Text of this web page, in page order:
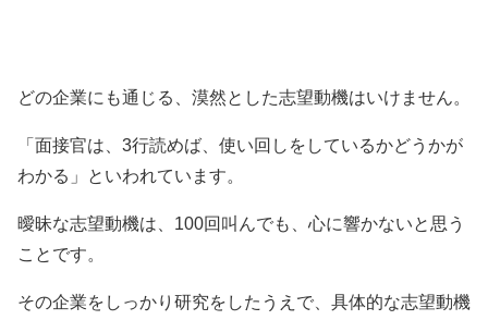
どの企業にも通じる、漠然とした志望動機はいけません。
「面接官は、3行読めば、使い回しをしているかどうかが
わかる」といわれています。
曖昧な志望動機は、100回叫んでも、心に響かないと思う
ことです。
その企業をしっかり研究をしたうえで、具体的な志望動機